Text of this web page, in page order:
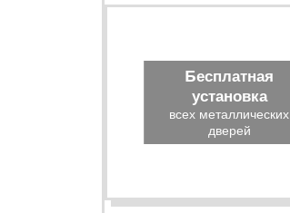
Бесплатная
установка
всех металлических
дверей